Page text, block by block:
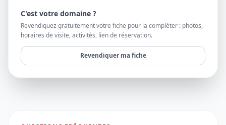
C'est votre domaine ?
Revendiquez gratuitement votre fiche pour la compléter : photos,
horaires de visite, activités, lien de réservation.
Revendiquer ma fiche